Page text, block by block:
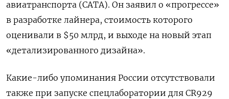
авиатранспорта (CATA). Он заявил о «прогрессе»
в разработке лайнера, стоимость которого
оценивали в $50 млрд, и выходе на новый этап
«детализированного дизайна».
Какие-либо упоминания России отсутствовали
также при запуске спецлаборатории для CR929